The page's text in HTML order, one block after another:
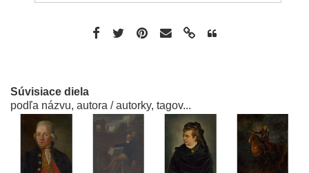
Súvisiace diela
podľa názvu, autora / autorky, tagov...